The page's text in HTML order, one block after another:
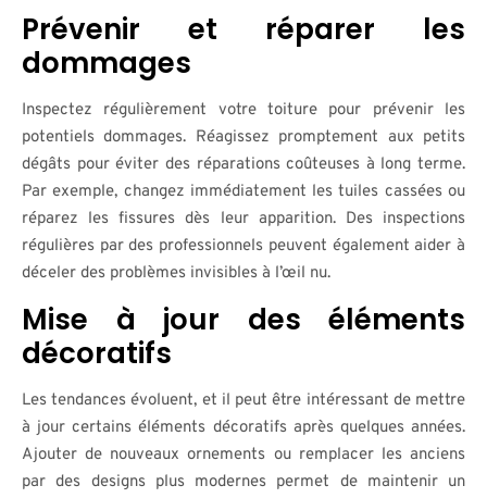
Prévenir et réparer les
dommages
Inspectez régulièrement votre toiture pour prévenir les
potentiels dommages. Réagissez promptement aux petits
dégâts pour éviter des réparations coûteuses à long terme.
Par exemple, changez immédiatement les tuiles cassées ou
réparez les fissures dès leur apparition. Des inspections
régulières par des professionnels peuvent également aider à
déceler des problèmes invisibles à l’œil nu.
Mise à jour des éléments
décoratifs
Les tendances évoluent, et il peut être intéressant de mettre
à jour certains éléments décoratifs après quelques années.
Ajouter de nouveaux ornements ou remplacer les anciens
par des designs plus modernes permet de maintenir un